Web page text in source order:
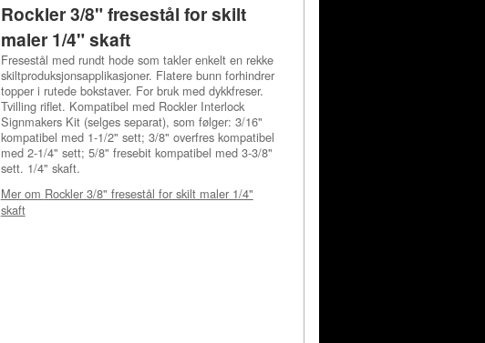
Rockler 3/8" fresestål for skilt
maler 1/4" skaft
Fresestål med rundt hode som takler enkelt en rekke
skiltproduksjonsapplikasjoner. Flatere bunn forhindrer
topper i rutede bokstaver. For bruk med dykkfreser.
Tvilling riflet. Kompatibel med Rockler Interlock
Signmakers Kit (selges separat), som følger: 3/16"
kompatibel med 1-1/2" sett; 3/8" overfres kompatibel
med 2-1/4" sett; 5/8" fresebit kompatibel med 3-3/8"
sett. 1/4" skaft.
Mer om Rockler 3/8" fresestål for skilt maler 1/4"
skaft